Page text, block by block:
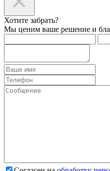
Хотите забрать?
Мы ценим ваше решение и